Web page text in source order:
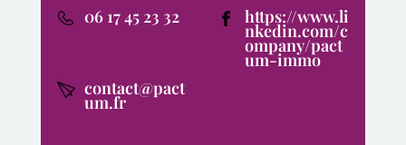
06 17 45 23 32 https://www.li
nkedin.com/c
ompany/pact
um-immo
contact@pact
um.fr